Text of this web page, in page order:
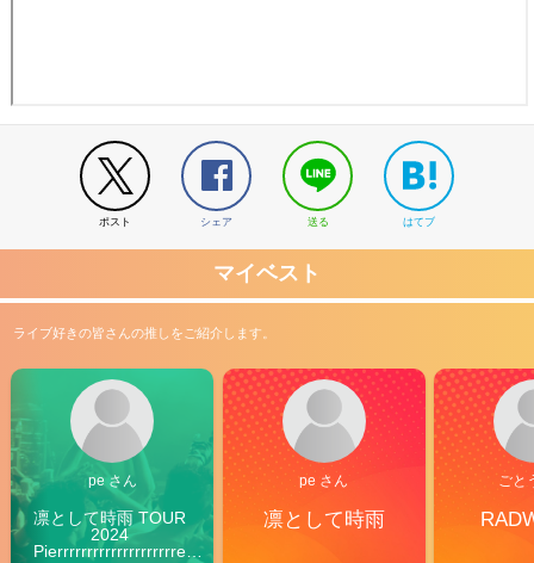
ポスト シェア 送る はてブ
マイベスト
ライブ好きの皆さんの推しをご紹介します。
pe さん
凛として時雨 TOUR
2024
Pierrrrrrrrrrrrrrrrrrrre
pe さん
凛として時雨
ごと